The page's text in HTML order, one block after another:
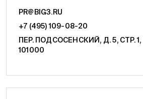
PR@BIG3.RU
+7 (495) 109-08-20
ПЕР. ПОДСОСЕНСКИЙ, Д. 5, СТР.
101000